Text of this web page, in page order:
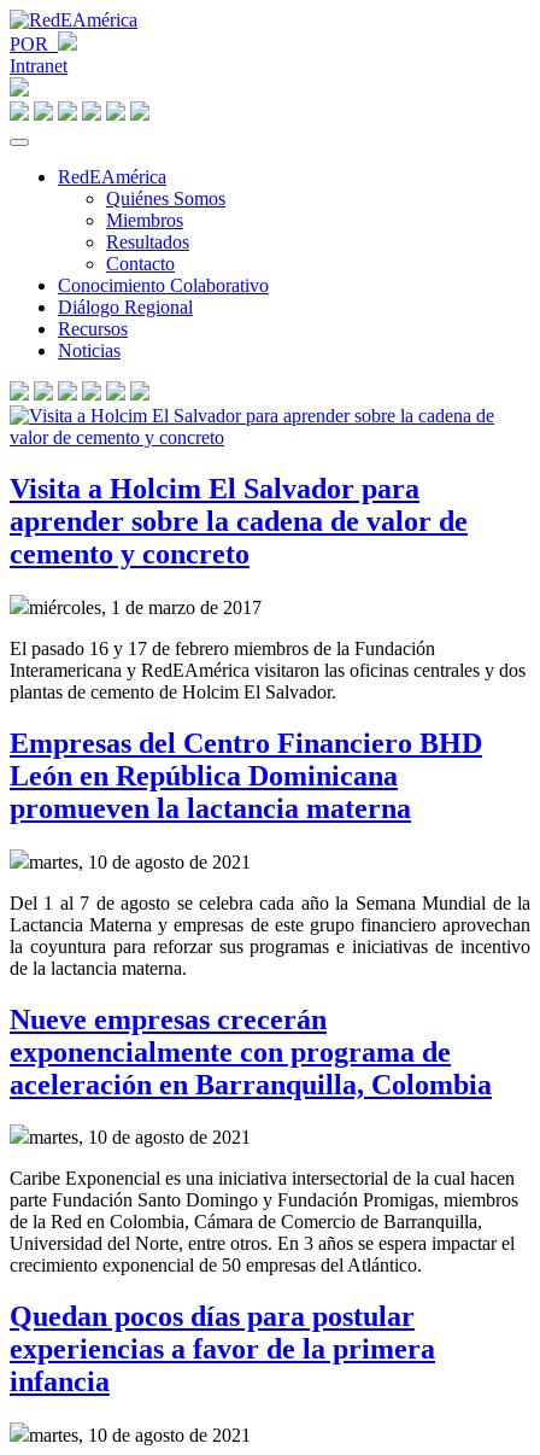
POR
Intranet
RedEAmérica
Quiénes Somos
Miembros
Resultados
Contacto
Conocimiento Colaborativo
Diálogo Regional
Recursos
Noticias
Visita a Holcim El Salvador para
aprender sobre la cadena de valor de
cemento y concreto
miércoles, 1 de marzo de 2017
El pasado 16 y 17 de febrero miembros de la Fundación
Interamericana y RedEAmérica visitaron las oficinas centrales y dos
plantas de cemento de Holcim El Salvador.
Empresas del Centro Financiero BHD
León en República Dominicana
promueven la lactancia materna
martes, 10 de agosto de 2021
Del 1 al 7 de agosto se celebra cada año la Semana Mundial de la
Lactancia Materna y empresas de este grupo financiero aprovechan
la coyuntura para reforzar sus programas e iniciativas de incentivo
de la lactancia materna.
Nueve empresas crecerán
exponencialmente con programa de
aceleración en Barranquilla, Colombia
martes, 10 de agosto de 2021
Caribe Exponencial es una iniciativa intersectorial de la cual hacen
parte Fundación Santo Domingo y Fundación Promigas, miembros
de la Red en Colombia, Cámara de Comercio de Barranquilla,
Universidad del Norte, entre otros. En 3 años se espera impactar el
crecimiento exponencial de 50 empresas del Atlántico.
Quedan pocos días para postular
experiencias a favor de la primera
infancia
martes, 10 de agosto de 2021